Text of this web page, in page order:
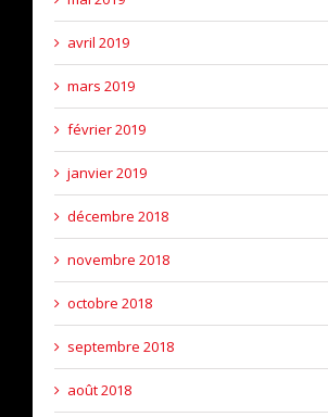
avril 2019
mars 2019
février 2019
janvier 2019
décembre 2018
novembre 2018
octobre 2018
septembre 2018
août 2018